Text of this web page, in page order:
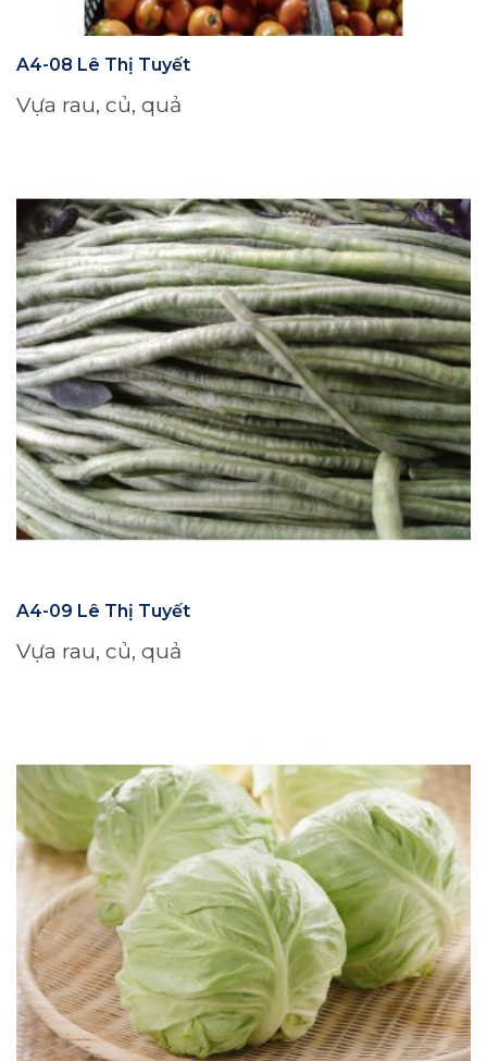
A4-08 Lê Thị Tuyết
Vựa rau, củ, quả
A4-09 Lê Thị Tuyết
Vựa rau, củ, quả